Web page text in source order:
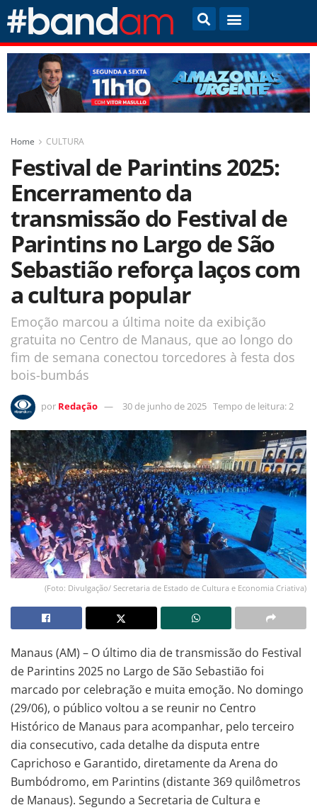
Home CULTURA
Festival de Parintins 2025:
Encerramento da
transmissão do Festival de
Parintins no Largo de São
Sebastião reforça laços com
a cultura popular
Emoção marcou a última noite da exibição
gratuita no Centro de Manaus, que ao longo do
fim de semana conectou torcedores à festa dos
bois-bumbás
por Redação 30 de junho de 2025 Tempo de leitura: 2
(Foto: Divulgação/ Secretaria de Estado de Cultura e Economia Criativa)
Manaus (AM) – O último dia de transmissão do Festival
de Parintins 2025 no Largo de São Sebastião foi
marcado por celebração e muita emoção. No domingo
(29/06), o público voltou a se reunir no Centro
Histórico de Manaus para acompanhar, pelo terceiro
dia consecutivo, cada detalhe da disputa entre
Caprichoso e Garantido, diretamente da Arena do
Bumbódromo, em Parintins (distante 369 quilômetros
de Manaus). Segundo a Secretaria de Cultura e